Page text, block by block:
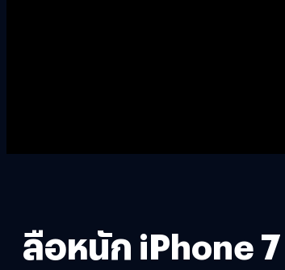
ลือหนัก iPhone